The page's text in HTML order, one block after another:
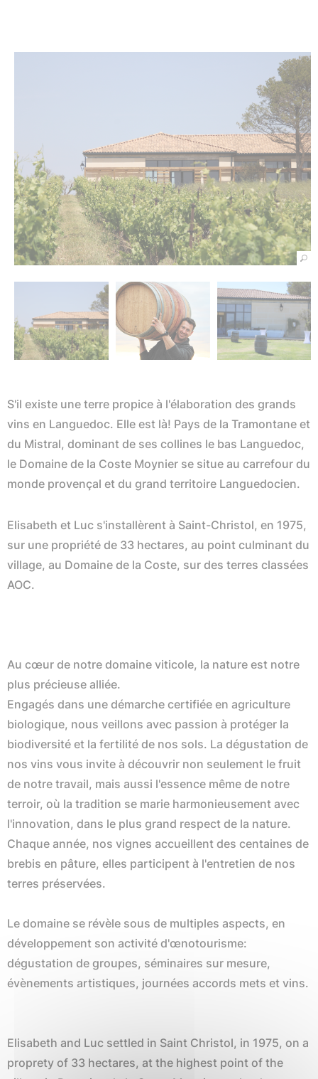
S'il existe une terre propice à l'élaboration des grands
vins en Languedoc. Elle est là! Pays de la Tramontane et
du Mistral, dominant de ses collines le bas Languedoc,
le Domaine de la Coste Moynier se situe au carrefour du
monde provençal et du grand territoire Languedocien.
Elisabeth et Luc s'installèrent à Saint-Christol, en 1975,
sur une propriété de 33 hectares, au point culminant du
village, au Domaine de la Coste, sur des terres classées
AOC.
Au cœur de notre domaine viticole, la nature est notre
plus précieuse alliée.
Engagés dans une démarche certifiée en agriculture
biologique, nous veillons avec passion à protéger la
biodiversité et la fertilité de nos sols. La dégustation de
nos vins vous invite à découvrir non seulement le fruit
de notre travail, mais aussi l'essence même de notre
terroir, où la tradition se marie harmonieusement avec
l'innovation, dans le plus grand respect de la nature.
Chaque année, nos vignes accueillent des centaines de
brebis en pâture, elles participent à l'entretien de nos
terres préservées.
Le domaine se révèle sous de multiples aspects, en
développement son activité d'œnotourisme:
dégustation de groupes, séminaires sur mesure,
évènements artistiques, journées accords mets et vins.
Elisabeth and Luc settled in Saint Christol, in 1975, on a
proprety of 33 hectares, at the highest point of the